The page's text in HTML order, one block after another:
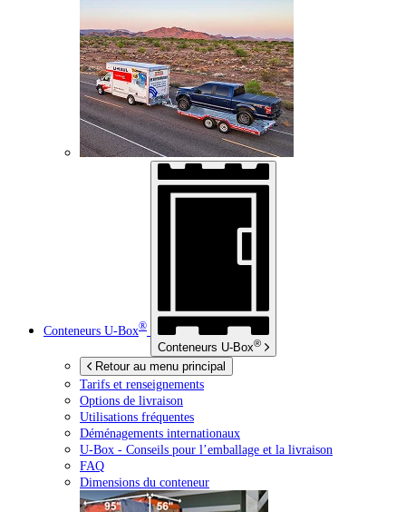
Conteneurs U-Box®
Conteneurs U-Box®
Retour au menu principal
Tarifs et renseignements
Options de livraison
Utilisations fréquentes
Déménagements internationaux
U-Box - Conseils pour l’emballage et la livraison
FAQ
Dimensions du conteneur